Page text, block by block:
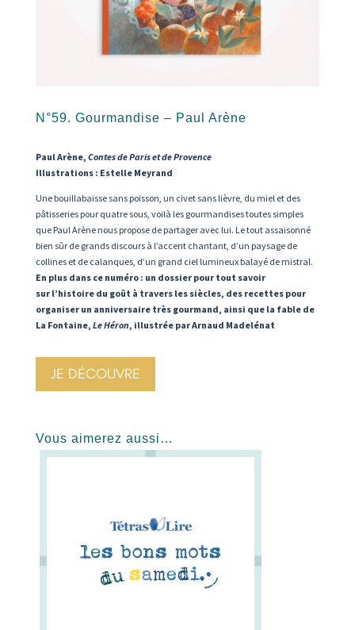
N°59. Gourmandise – Paul Arène
Paul Arène, Contes de Paris et de Provence
Illustrations : Estelle Meyrand
Une bouillabaisse sans poisson, un civet sans lièvre, du miel et des
pâtisseries pour quatre sous, voilà les gourmandises toutes simples
que Paul Arène nous propose de partager avec lui. Le tout assaisonné
bien sûr de grands discours à l’accent chantant, d’un paysage de
collines et de calanques, d’un grand ciel lumineux balayé de mistral.
En plus dans ce numéro : un dossier pour tout savoir
sur l’histoire du goût à travers les siècles, des recettes pour
organiser un anniversaire très gourmand, ainsi que la fable de
La Fontaine, Le Héron, illustrée par Arnaud Madelénat
JE DÉCOUVRE
Vous aimerez aussi…